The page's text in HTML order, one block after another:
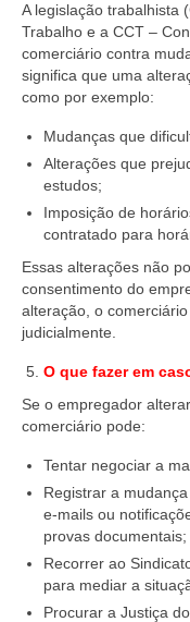
A legislação trabalhista
Trabalho e a CCT –
comerciário contra
significa que uma
como por exemplo:
Mudanças que
Alterações que
estudos;
Imposição de
contratado para
Essas alterações não
consentimento do
alteração, o
judicialmente.
O que fazer em
Se o empregador
comerciário pode:
Tentar negociar a
Registrar a
e-mails ou
provas documentais;
Recorrer ao
para mediar a
Procurar a Justiça